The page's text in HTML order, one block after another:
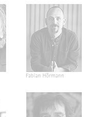
Fabian Hörmann